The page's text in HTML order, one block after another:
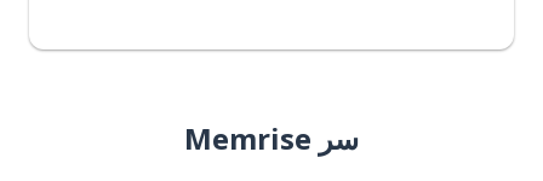
سر Memrise